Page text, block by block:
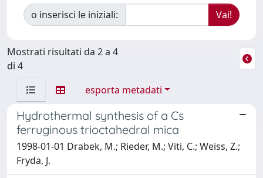
o inserisci le iniziali:
Mostrati risultati da 2 a 4
di 4
esporta metadati
Hydrothermal synthesis of a Cs
ferruginous trioctahedral mica
1998-01-01 Drabek, M.; Rieder, M.; Viti, C.; Weiss, Z.;
Fryda, J.